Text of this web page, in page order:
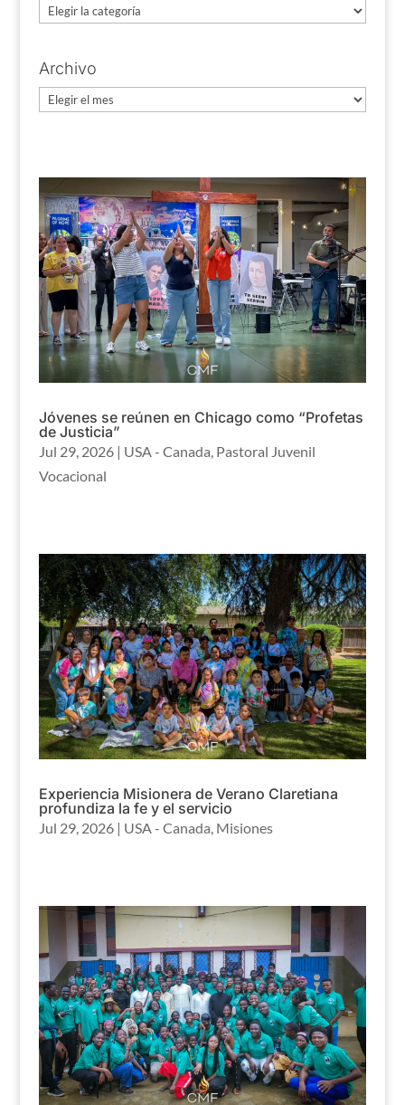
Categorías
Archivo
Archivo
Jóvenes se reúnen en Chicago como “Profetas
de Justicia”
Jul 29, 2026| USA - Canada, Pastoral Juvenil
Vocacional
Experiencia Misionera de Verano Claretiana
profundiza la fe y el servicio
Jul 29, 2026| USA - Canada Misiones